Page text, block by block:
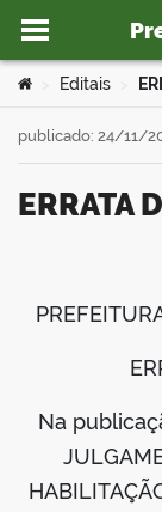
Ir para o
portal
Você está aqui:
Editais
ERRATA
publicado: 24/11/
Na